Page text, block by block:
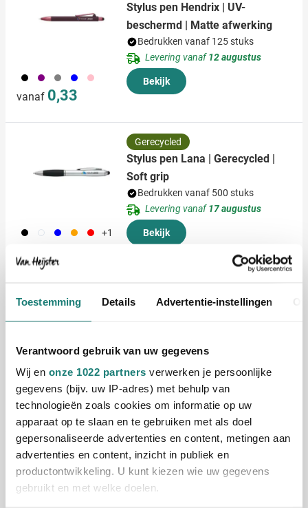
Toestemming Details Advertentie-instellingen
Verantwoord gebruik van uw gegevens
Wij en onze 1022 partners verwerken je persoonlijke
gegevens (bijv. uw IP-adres) met behulp van
technologieën zoals cookies om informatie op uw
apparaat op te slaan en te gebruiken met als doel
gepersonaliseerde advertenties en content, metingen aan
advertenties en content, inzicht in publiek en
productontwikkeling. U kunt kiezen wie uw gegevens
gebruikt en met welke doelen.
001 024 003 005 017
vanaf 0,33
Stylus pen Hendrix | UV-
beschermd | Matte afwerking
Bedrukken vanaf 125 stuks
Levering vanaf12 augustus
Bekijk
001 002 005 007 008 +1
Gerecycled
Stylus pen Lana | Gerecycled |
Soft grip
Bedrukken vanaf 500 stuks
Levering vanaf17 augustus
Bekijk
001024002 530004 +6
vanaf 0,38
Balpen S45 Silk Touch
Bekijk
Duurzaam
BIC® Balpen Met Lanyard 4
Colours® Color Digital [4-in-1]